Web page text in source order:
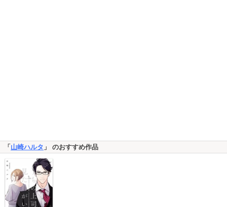
「 山崎ハルタ 」 のおすすめ作品